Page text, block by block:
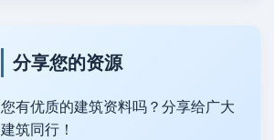
分享您的资源
您有优质的建筑资料吗？分享给广大
建筑同行！